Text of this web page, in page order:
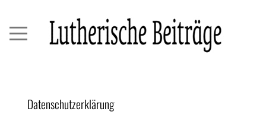
Datenschutzerklärung